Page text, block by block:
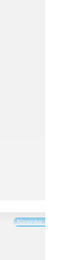
Novinka